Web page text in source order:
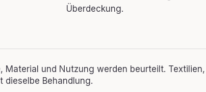
Überdeckung.
Material und Nutzung werden beurteilt.
dieselbe Behandlung.